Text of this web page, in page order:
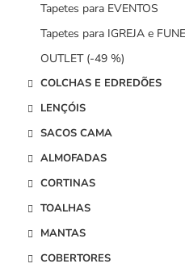
Tapetes para EVENTOS
OUTLET (-49 %)
COLCHAS E EDREDÕES
LENÇÓIS
SACOS CAMA
ALMOFADAS
CORTINAS
TOALHAS
MANTAS
COBERTORES